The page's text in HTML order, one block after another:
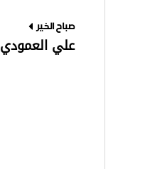
صباح الخير
علي العمودي